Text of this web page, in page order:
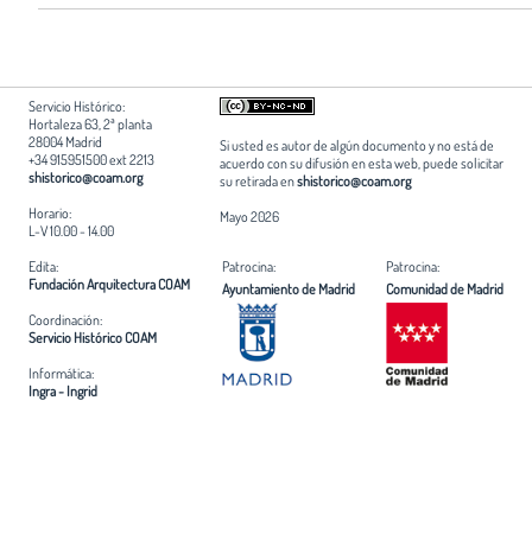
Servicio Histórico:
Hortaleza 63, 2ª planta
28004 Madrid
+34 915951500 ext 2213
shistorico@coam.org
Horario:
L-V 10.00 - 14.00
Si usted es autor de algún documento y no está de
acuerdo con su difusión en esta web, puede solicitar
su retirada enshistorico@coam.org
Mayo 2026
Edita:
Fundación Arquitectura COAM
Coordinación:
Servicio Histórico COAM
Informática:
Ingra - Ingrid
Patrocina:
Ayuntamiento de Madrid
Patrocina:
Comunidad de Madrid